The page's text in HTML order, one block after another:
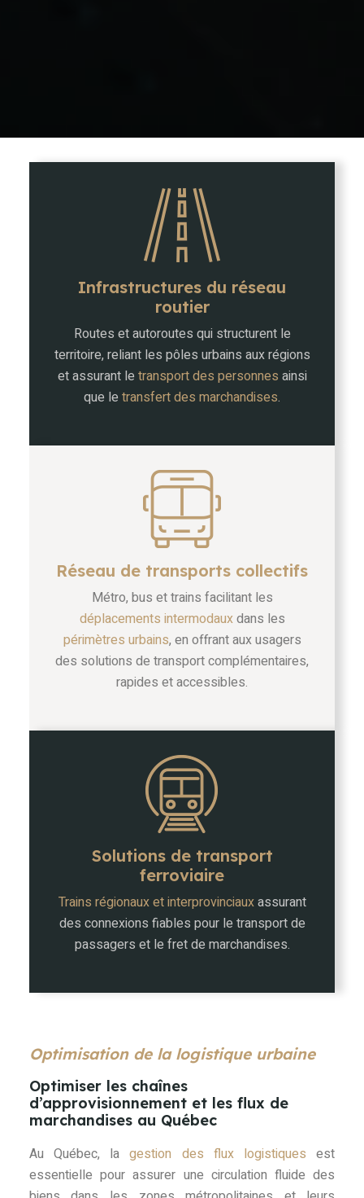
Infrastructures du réseau
routier
Routes et autoroutes qui structurent le
territoire, reliant les pôles urbains aux régions
et assurant le transport des personnes ainsi
que le transfert des marchandises.
Réseau de transports collectifs
Métro, bus et trains facilitant les
déplacements intermodauxdans les
périmètres urbains, en offrant aux usagers
des solutions de transport complémentaires,
rapides et accessibles.
Solutions de transport
ferroviaire
Trains régionaux et interprovinciauxassurant
des connexions fiables pour le transport de
passagers et le fret de marchandises.
Optimisation de la logistique urbaine
Optimiser les chaînes
d’approvisionnement et les flux de
marchandises au Québec
Au Québec, lagestion des flux logistiques est
essentielle pour assurer une circulation fluide des